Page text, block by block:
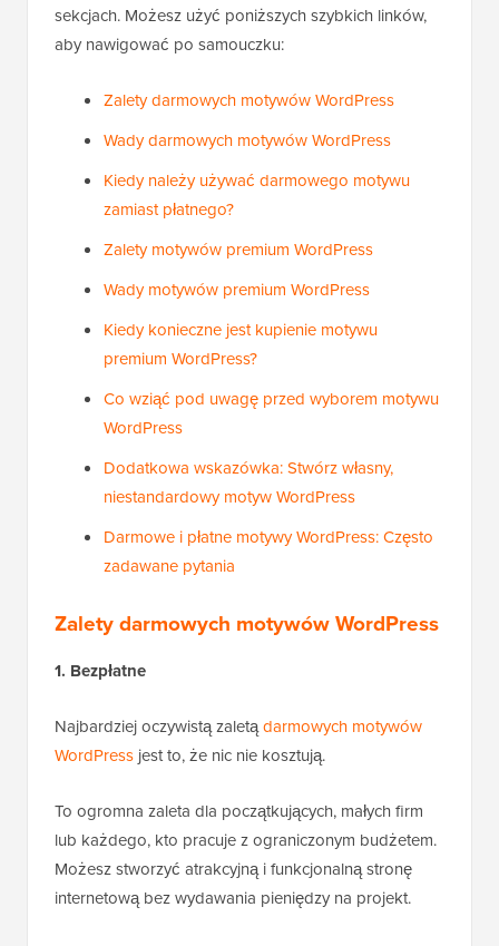
sekcjach. Możesz użyć poniższych szybkich linków,
aby nawigować po samouczku:
Zalety darmowych motywów WordPress
Wady darmowych motywów WordPress
Kiedy należy używać darmowego motywu
zamiast płatnego?
Zalety motywów premium WordPress
Wady motywów premium WordPress
Kiedy konieczne jest kupienie motywu
premium WordPress?
Co wziąć pod uwagę przed wyborem motywu
WordPress
Dodatkowa wskazówka: Stwórz własny,
niestandardowy motyw WordPress
Darmowe i płatne motywy WordPress: Często
zadawane pytania
Zalety darmowych motywów WordPress
1. Bezpłatne
Najbardziej oczywistą zaletądarmowych motywów
WordPress jest to, że nic nie kosztują.
To ogromna zaleta dla początkujących, małych firm
lub każdego, kto pracuje z ograniczonym budżetem.
Możesz stworzyć atrakcyjną i funkcjonalną stronę
internetową bez wydawania pieniędzy na projekt.